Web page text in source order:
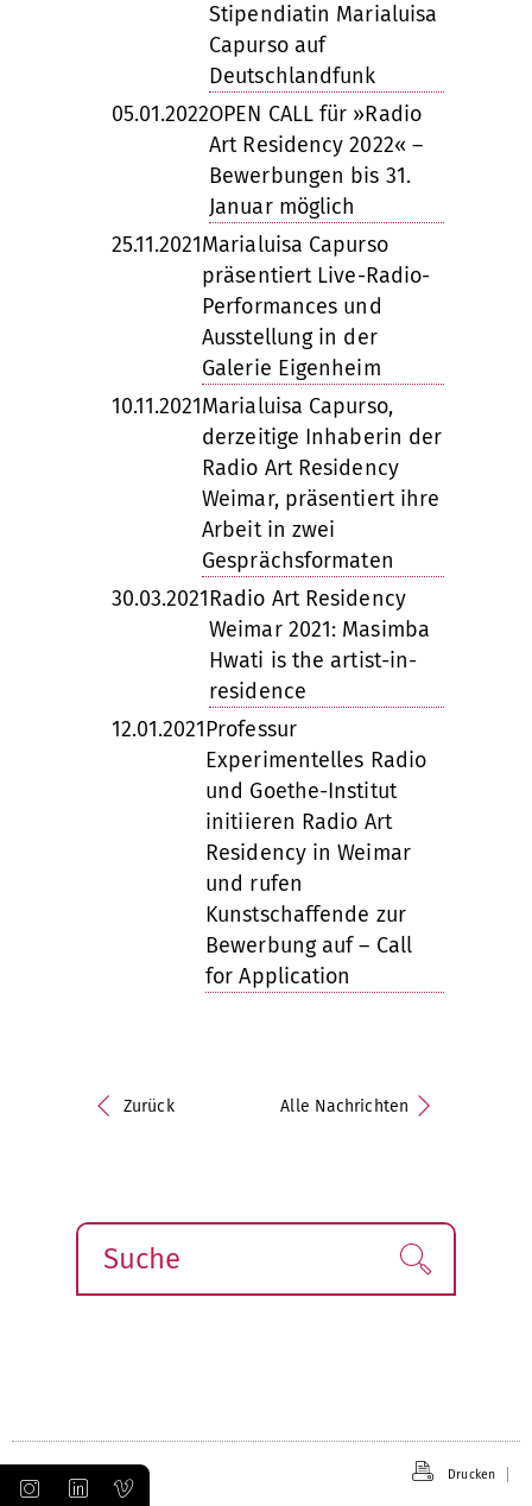
Stipendiatin Marialuisa
Capurso auf
Deutschlandfunk
05.01.2022OPEN CALL für »Radio
Art Residency 2022« –
Bewerbungen bis 31.
Januar möglich
25.11.2021Marialuisa Capurso
präsentiert Live-Radio-
Performances und
Ausstellung in der
Galerie Eigenheim
10.11.2021Marialuisa Capurso,
derzeitige Inhaberin der
Radio Art Residency
Weimar, präsentiert ihre
Arbeit in zwei
Gesprächsformaten
30.03.2021Radio Art Residency
Weimar 2021: Masimba
Hwati is the artist-in-
residence
12.01.2021Professur
Experimentelles Radio
und Goethe-Institut
initiieren Radio Art
Residency in Weimar
und rufen
Kunstschaffende zur
Bewerbung auf – Call
for Application
Zurück Alle Nachrichten
Suche Finden!
Drucken